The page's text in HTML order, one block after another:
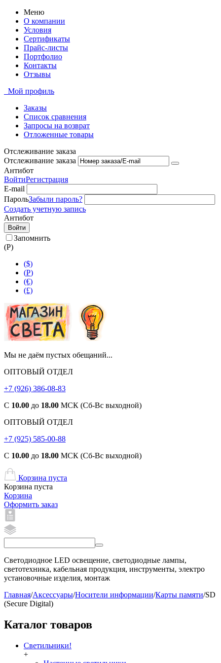
Меню
О компании
Условия
Сертификаты
Прайс-листы
Портфолио
Контакты
Отзывы
Мой профиль
Заказы
Список сравнения
Запросы на возврат
Отложенные товары
Отслеживание заказа
Отслеживание заказа
Антибот
ВойтиРегистрация
E-mail
ПарольЗабыли пароль?
Создать учетную запись
Антибот
Войти
Запомнить
(Р)
($)
(Р)
(€)
(£)
Мы не даём пустых обещаний...
ОПТОВЫЙ ОТДЕЛ
+7 (926) 386-08-83
С 10.00 до 18.00 МСК (Сб-Вс выходной)
ОПТОВЫЙ ОТДЕЛ
+7 (925) 585-00-88
С 10.00 до 18.00 МСК (Сб-Вс выходной)
Корзина пуста
Корзина пуста
Корзина
Оформить заказ
Светодиодное LED освещение, светодиодные лампы,
светотехника, кабельная продукция, инструменты, электро
установочные изделия, монтаж
Главная/Аксессуары/Носители информации/Карты памяти/SD
(Secure Digital)
Каталог товаров
Светильники!
+